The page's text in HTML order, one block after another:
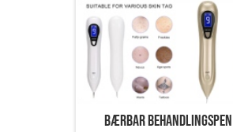
Bærbar behandlingspen